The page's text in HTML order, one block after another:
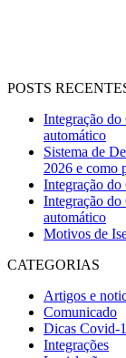
POSTS
Integração do
automático
Sistema de
2026 e como
Integração
Integração
automático
Motivos de
CATEGORIAS
Artigos e
Comunicado
Dicas Covid-
Integrações